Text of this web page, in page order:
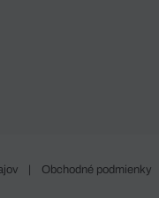
Obchodné podmienky